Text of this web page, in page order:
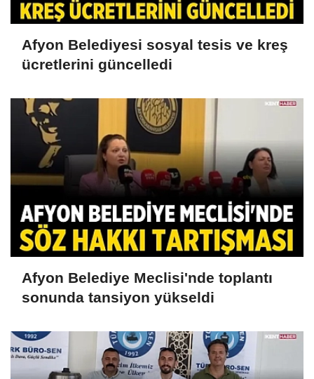
Afyon Belediyesi sosyal tesis ve kreş
ücretlerini güncelledi
Afyon Belediye Meclisi'nde toplantı
sonunda tansiyon yükseldi